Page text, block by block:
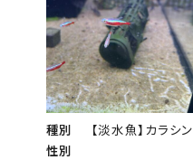
種別
【淡水魚】カラシン
性別